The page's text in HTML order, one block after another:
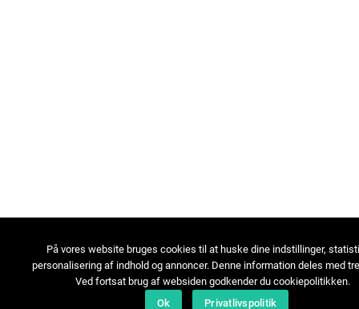
På vores website bruges cookies til at huske dine indstillinger,
personalisering af indhold og annoncer. Denne information deles med
Ved fortsat brug af websiden godkender du cookiepolitikken.
Ok
Privatlivspolitik